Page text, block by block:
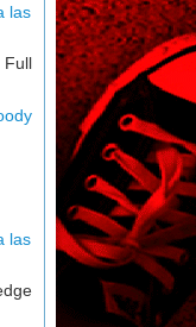
las
Full
las